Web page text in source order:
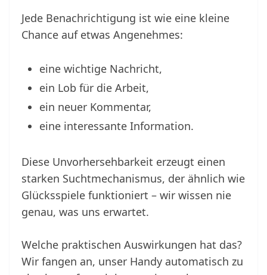
Jede Benachrichtigung ist wie eine kleine
Chance auf etwas Angenehmes:
eine wichtige Nachricht,
ein Lob für die Arbeit,
ein neuer Kommentar,
eine interessante Information.
Diese Unvorhersehbarkeit erzeugt einen
starken Suchtmechanismus, der ähnlich wie
Glücksspiele funktioniert – wir wissen nie
genau, was uns erwartet.
Welche praktischen Auswirkungen hat das?
Wir fangen an, unser Handy automatisch zu